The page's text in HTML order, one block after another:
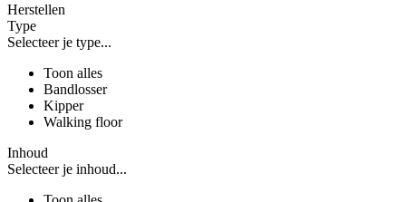
Herstellen
Type
Selecteer je type...
Toon alles
Bandlosser
Kipper
Walking floor
Inhoud
Selecteer je inhoud...